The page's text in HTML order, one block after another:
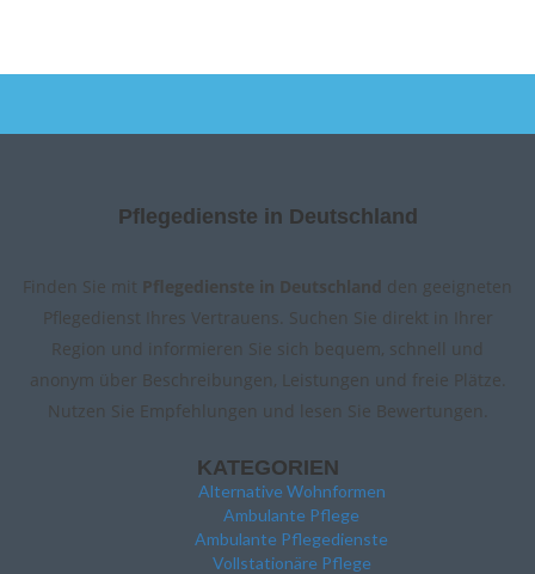
Pflegedienste in Deutschland
Finden Sie mit Pflegedienste in Deutschland den geeigneten
Pflegedienst Ihres Vertrauens. Suchen Sie direkt in Ihrer
Region und informieren Sie sich bequem, schnell und
anonym über Beschreibungen, Leistungen und freie Plätze.
Nutzen Sie Empfehlungen und lesen Sie Bewertungen.
KATEGORIEN
Alternative Wohnformen
Ambulante Pflege
Ambulante Pflegedienste
Vollstationäre Pflege